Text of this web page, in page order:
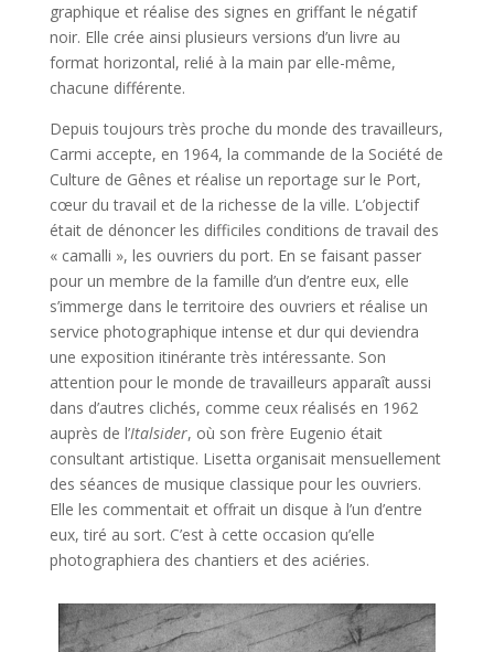
graphique et réalise des signes en griffant le négatif
noir. Elle crée ainsi plusieurs versions d’un livre au
format horizontal, relié à la main par elle-même,
chacune différente.
Depuis toujours très proche du monde des travailleurs,
Carmi accepte, en 1964, la commande de la Société de
Culture de Gênes et réalise un reportage sur le Port,
cœur du travail et de la richesse de la ville. L’objectif
était de dénoncer les difficiles conditions de travail des
« camalli », les ouvriers du port. En se faisant passer
pour un membre de la famille d’un d’entre eux, elle
s’immerge dans le territoire des ouvriers et réalise un
service photographique intense et dur qui deviendra
une exposition itinérante très intéressante. Son
attention pour le monde de travailleurs apparaît aussi
dans d’autres clichés, comme ceux réalisés en 1962
auprès de l’Italsider, où son frère Eugenio était
consultant artistique. Lisetta organisait mensuellement
des séances de musique classique pour les ouvriers.
Elle les commentait et offrait un disque à l’un d’entre
eux, tiré au sort. C’est à cette occasion qu’elle
photographiera des chantiers et des aciéries.